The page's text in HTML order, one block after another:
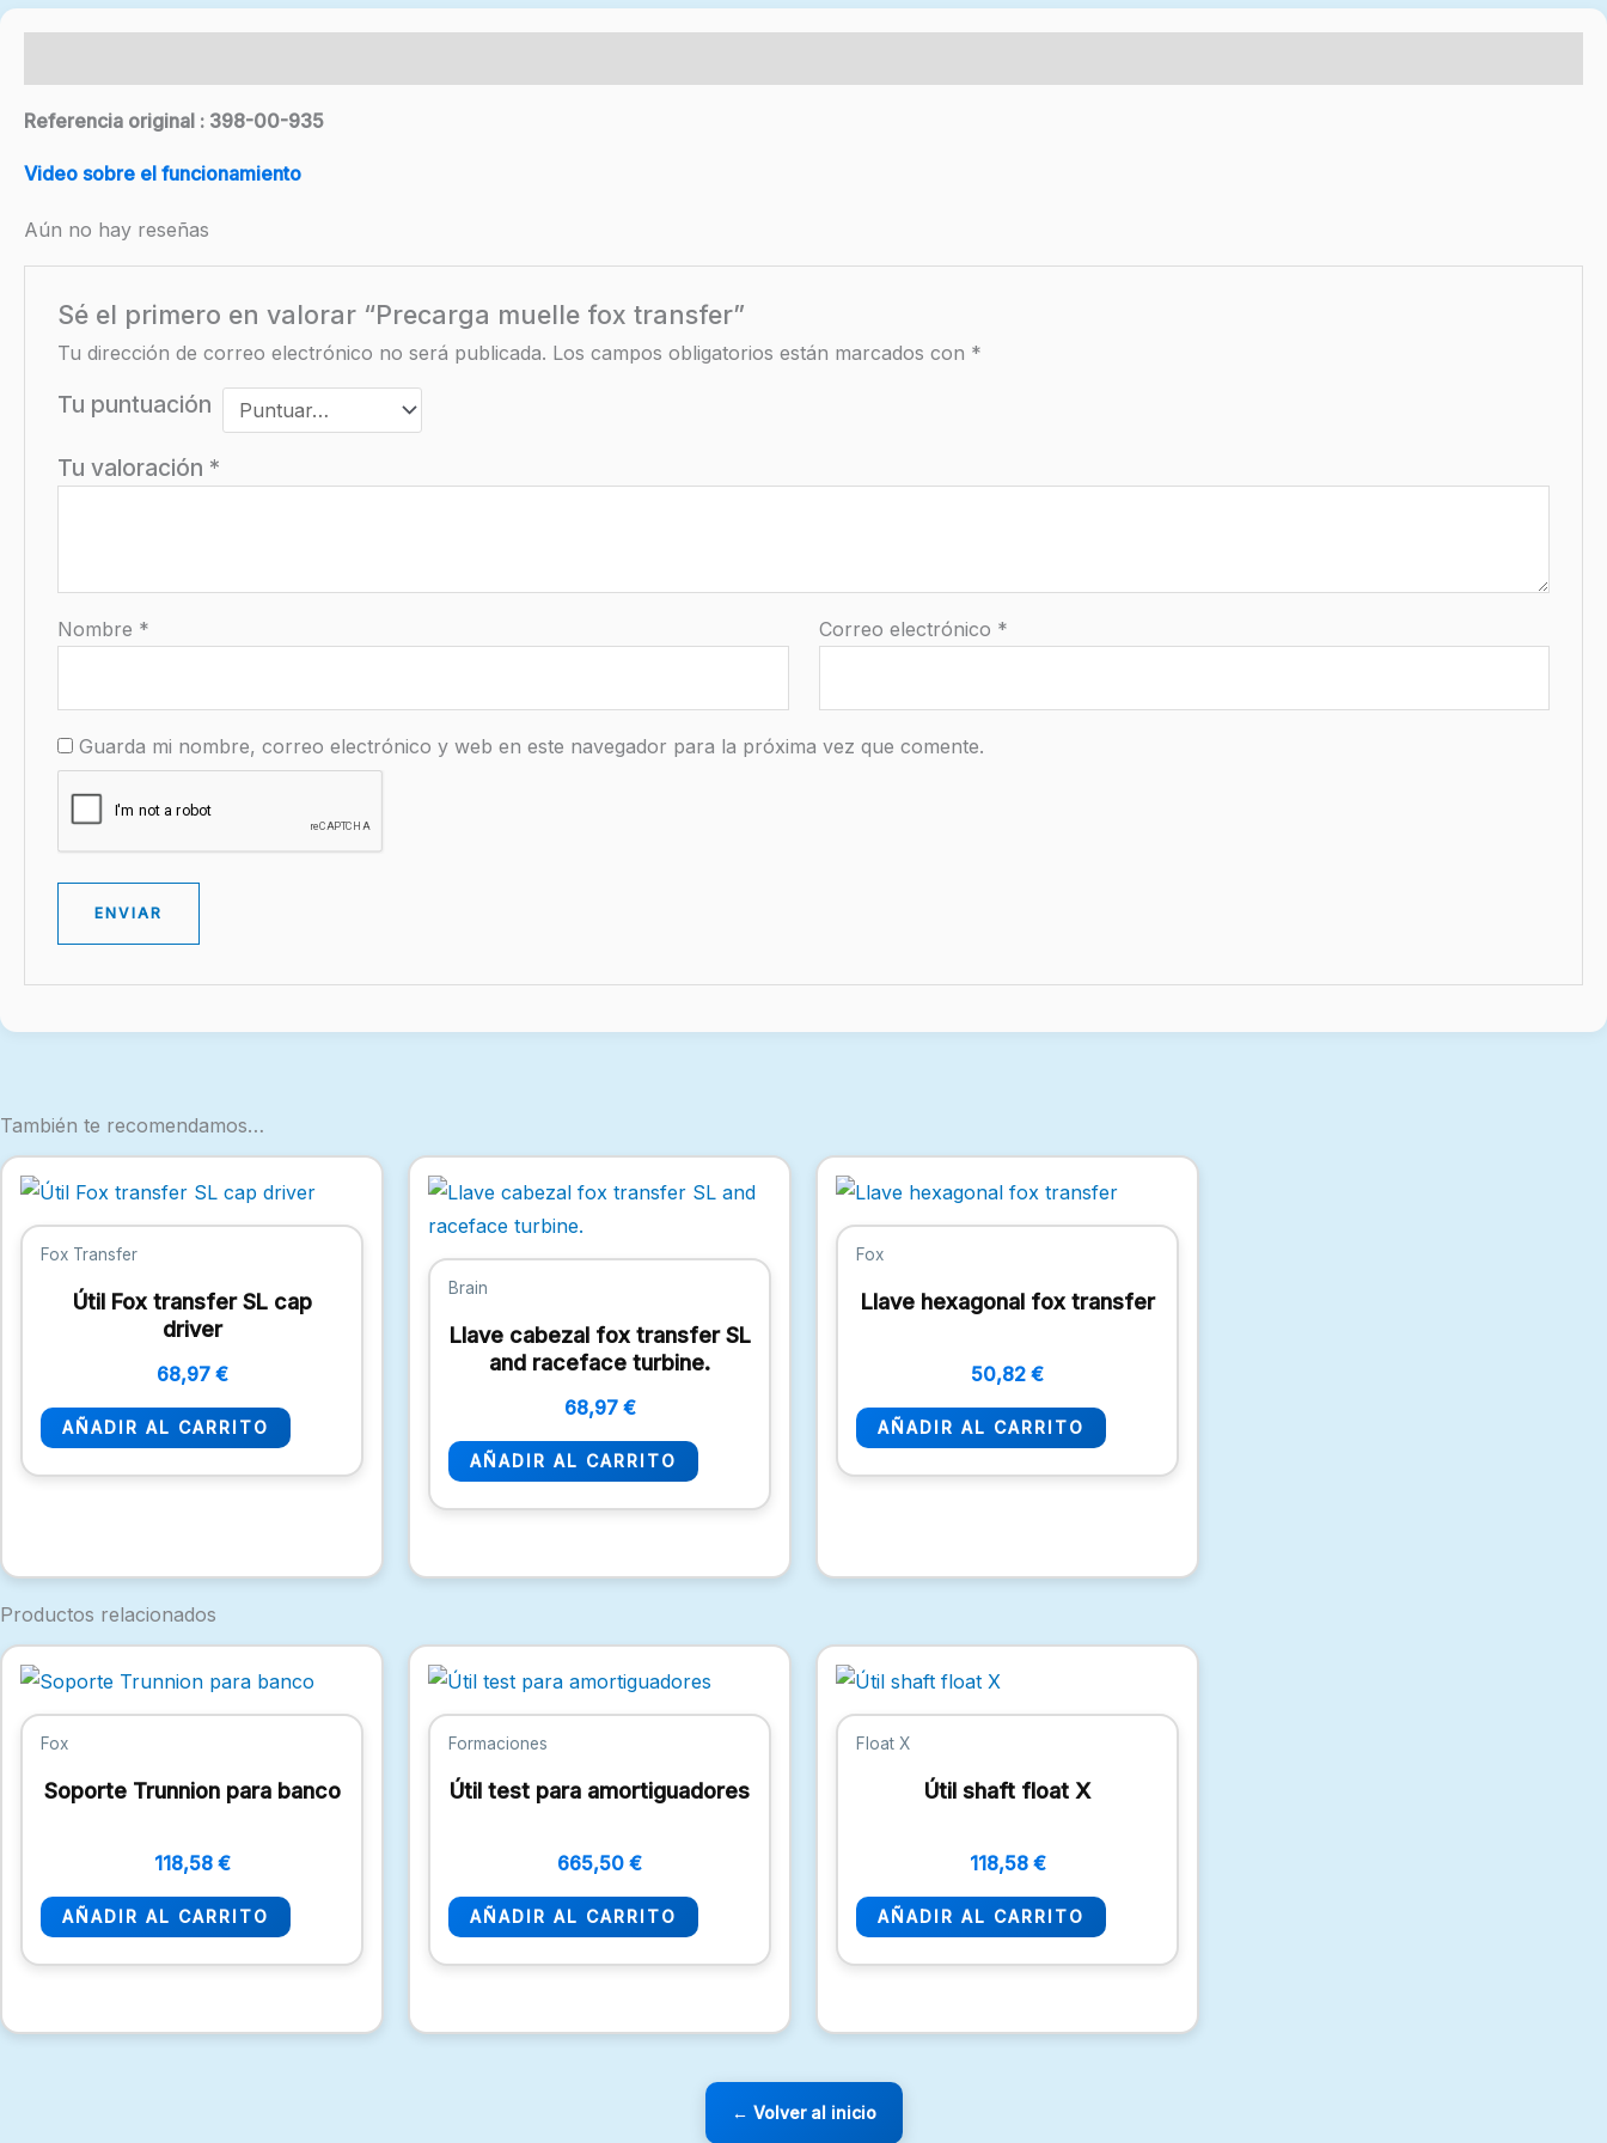
Referencia original : 398-00-935
Video sobre el funcionamiento
Aún no hay reseñas
Sé el primero en valorar “Precarga muelle fox transfer”
Tu dirección de correo electrónico no será publicada. Los campos obligatorios están marcados con *
Tu puntuación
Tu valoración *
Nombre * Correo electrónico *
Guarda mi nombre, correo electrónico y web en este navegador para la próxima vez que comente.
También te recomendamos…
Fox Transfer
Útil Fox transfer SL cap
driver
68,97 €
AÑADIR AL CARRITO
Brain
Llave cabezal fox transfer SL
and raceface turbine.
68,97 €
AÑADIR AL CARRITO
Fox
Llave hexagonal fox transfer
50,82 €
AÑADIR AL CARRITO
Productos relacionados
Fox
Soporte Trunnion para banco
118,58 €
AÑADIR AL CARRITO
Formaciones
Útil test para amortiguadores
665,50 €
AÑADIR AL CARRITO
Float X
Útil shaft float X
118,58 €
AÑADIR AL CARRITO
← Volver al inicio